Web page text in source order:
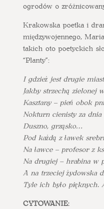
ogrodów o
Krakowska poetka i
międzywojennego,
takich oto poetyckich
“Planty”:
I gdzież jest drugie
Jakby strzechą zielonej
Kasztany – pień obok
Nokturn cienisty za dnia
Duszno, grząsko…
Pod każdą z ławek
Na ławce – profesor z
Na drugiej – hrabina w
A na trzeciej żydowska
Tyle ich było pięknych.
CYTOWANIE: